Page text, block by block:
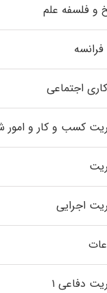
و فلسفه علم
اجتماعی
کسب و کار و امور
اجرایی
دفاعی ۱